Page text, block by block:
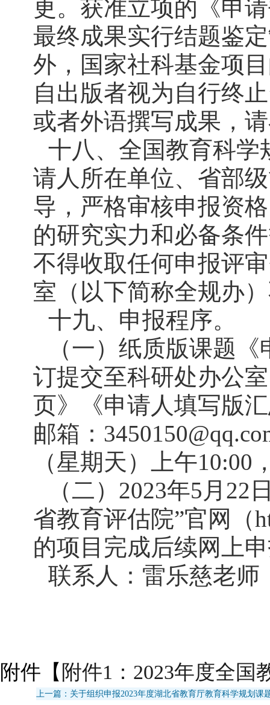
更。获准立项的《申
最终成果实行结题鉴
外，国家社科基金项
自出版者视为自行终
或者外语撰写成果，
十八、全国教育科学
请人所在单位、省部
导，严格审核申报资
的研究实力和必备条
不得收取任何申报评
室（以下简称全规办
十九、申报程序。
（一）纸质版课题
订提交至科研处办公
页》《申请人填写版
邮箱：
（星期天）上午10:00
（二）2023年5月
省教育评估院”官网（
的项目完成后续网上
联系人：雷乐慈老师
附件【 附件1：2023年度全国
上一篇：关于组织申报2023年度湖北省教育厅教育科学规划课